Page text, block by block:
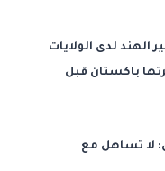
الهند لدى الولايات
باكستان قبل
لا تساهل مع